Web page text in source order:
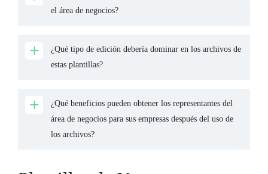
el área de negocios?
¿Qué tipo de edición debería dominar en los archivos de
estas plantillas?
¿Qué beneficios pueden obtener los representantes del
área de negocios para sus empresas después del uso de
los archivos?